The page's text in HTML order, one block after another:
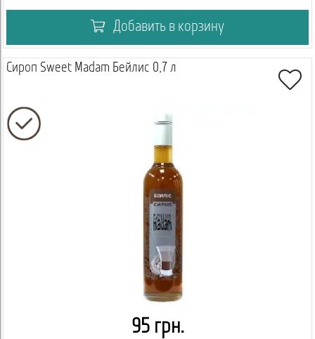
Добавить в корзину
Сироп Sweet Madam Бейлис 0,7 л
95 грн.